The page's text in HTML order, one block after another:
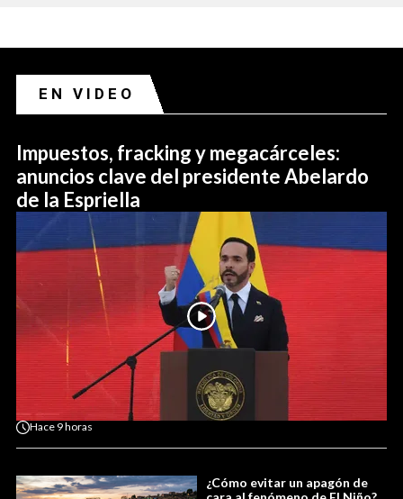
EN VIDEO
Impuestos, fracking y megacárceles:
anuncios clave del presidente Abelardo
de la Espriella
Hace 9 horas
¿Cómo evitar un apagón de